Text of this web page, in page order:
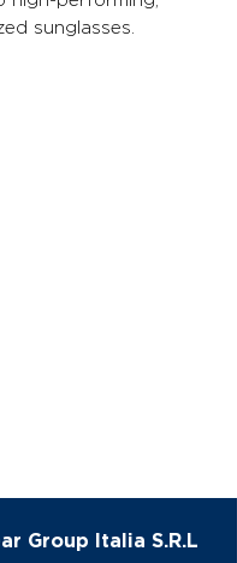
sunglasses.
Group Italia S.R.L